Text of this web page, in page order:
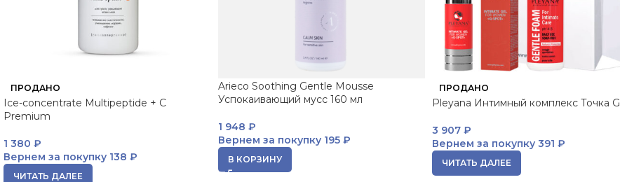
ПРОДАНО
Ice-concentrate Multipeptide + C
Premium
1 380 ₽
Вернем за покупку 138 ₽
ЧИТАТЬ ДАЛЕЕ
Arieco Soothing Gentle Mousse
Успокаивающий мусс 160 мл
1 948 ₽
Вернем за покупку195 ₽
В КОРЗИНУ
ПРОДАНО
Pleyana Интимный комплекс Точка G
3 907 ₽
Вернем за покупку 391 ₽
ЧИТАТЬ ДАЛЕЕ